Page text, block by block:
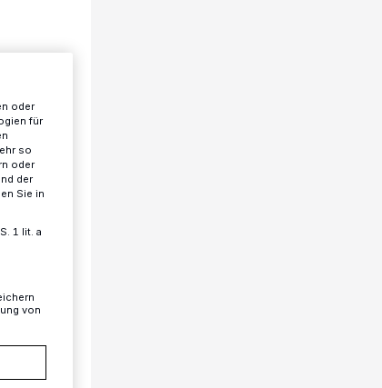
oder
für
so
oder
der
Sie in
1 lit. a
von